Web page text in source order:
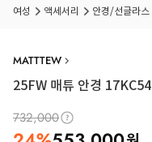
여성 액세서리 안경/선글라스
MATTTEW
25FW 매튜 안경
732,000